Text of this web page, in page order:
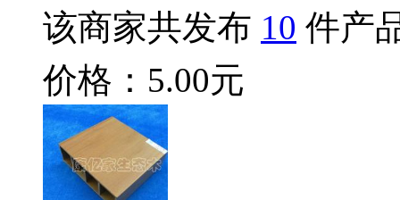
该商家共发布 10 件产
价格：5.00元